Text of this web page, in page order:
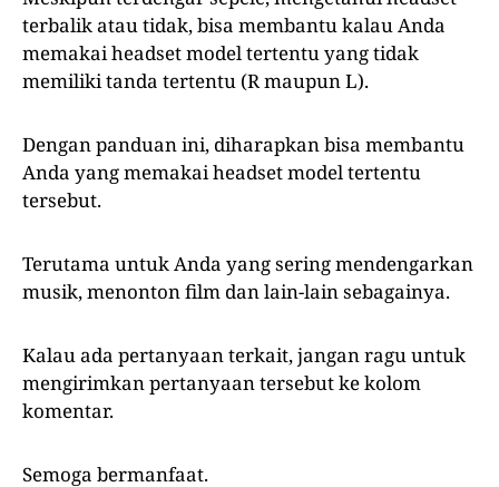
terbalik atau tidak, bisa membantu kalau Anda
memakai headset model tertentu yang tidak
memiliki tanda tertentu (R maupun L).
Dengan panduan ini, diharapkan bisa membantu
Anda yang memakai headset model tertentu
tersebut.
Terutama untuk Anda yang sering mendengarkan
musik, menonton film dan lain-lain sebagainya.
Kalau ada pertanyaan terkait, jangan ragu untuk
mengirimkan pertanyaan tersebut ke kolom
komentar.
Semoga bermanfaat.